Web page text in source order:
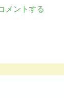
メントする